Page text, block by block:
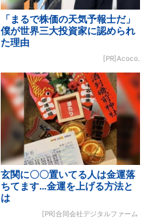
「まるで株価の天気予報士だ」
僕が世界三大投資家に認められ
た理由
[PR]Acoco.
玄関に〇〇置いてる人は金運落
ちてます…金運を上げる方法と
は
[PR]合同会社デジタルファーム